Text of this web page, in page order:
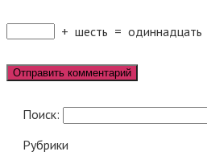
+ шесть = одиннадцать
Поиск:
Рубрики